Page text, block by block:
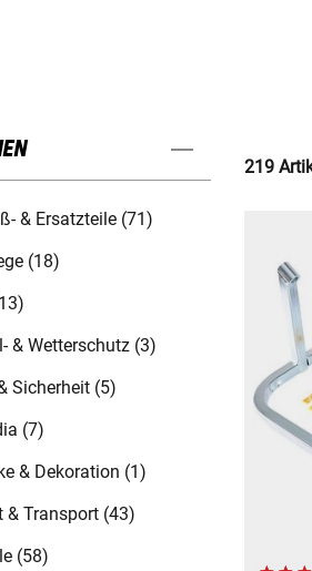
& Ersatzteile (71)
(18)
& Wetterschutz (3)
Sicherheit (5)
(7)
& Dekoration (1)
& Transport (43)
(58)
219